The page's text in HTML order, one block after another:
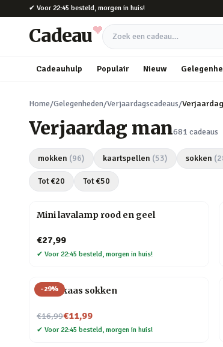
Naar hoofdinhoud
✔ Voor 22:45 besteld, morgen in huis!
Cadeau Zoek een cadeau
Cadeauhulp Populair Nieuw
Home/Gelegenheden/Verjaardagscadeaus/
Verjaardag man681 cadeaus
mokken (96) kaartspellen (53) sokken (
Tot €20 Tot €50
Mini lavalamp rood en geel
€27,99
✔ Voor 22:45 besteld, morgen in huis!
-29%
Pindakaas sokken
€16,99
Nu voor€11,99
✔ Voor 22:45 besteld, morgen in huis!